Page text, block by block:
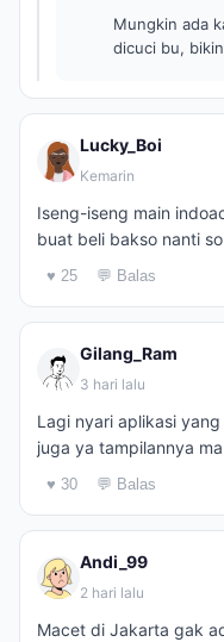
Mungkin ada
dicuci bu,
Lucky_Boi
Kemarin
Iseng-iseng main
buat beli bakso nanti
♥ 25 💬 Balas
Gilang_Ram
3 hari lalu
Lagi nyari aplikasi
juga ya tampilannya
♥ 30 💬 Balas
Andi_99
2 hari lalu
Macet di Jakarta gak